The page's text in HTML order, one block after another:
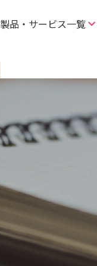
製品・サービス一覧